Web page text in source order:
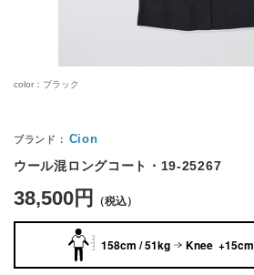
color：ブラック
Cion
ウール混ロングコート・19-25267
38,500円
158cm / 51kg Knee +15cm